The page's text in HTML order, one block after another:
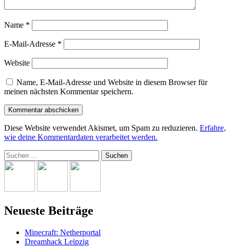
Name *
E-Mail-Adresse *
Website
Name, E-Mail-Adresse und Website in diesem Browser für
meinen nächsten Kommentar speichern.
Diese Website verwendet Akismet, um Spam zu reduzieren. Erfahre,
wie deine Kommentardaten verarbeitet werden.
Suchen
nach:
Neueste Beiträge
Minecraft: Netherportal
Dreamhack Leipzig